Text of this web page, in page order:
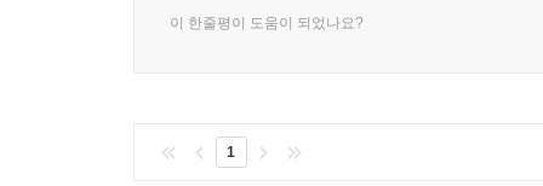
4.10 비지도 학습의 정칙화 298
4.10.4 은닉 확률 구조: 변분 자동부호기 305
이 한줄평이 도움이 되었나요?
1